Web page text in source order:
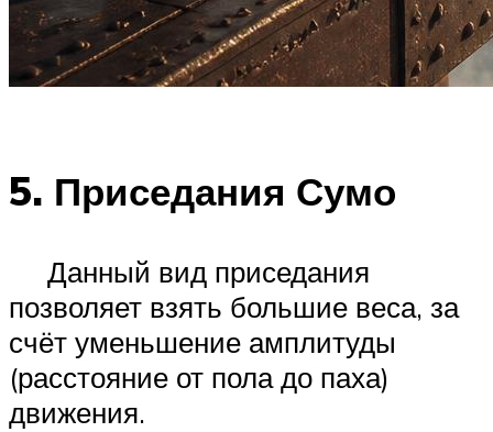
5. Приседания Сумо
Данный вид приседания
позволяет взять большие веса, за
счёт уменьшение амплитуды
(расстояние от пола до паха)
движения.